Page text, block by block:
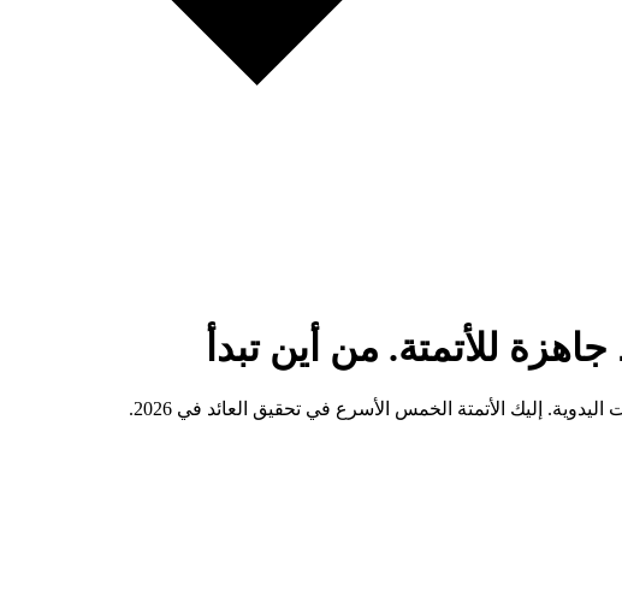
للأتمتة. من أين تبدأ
إليك الأتمتة الخمس الأسرع في تحقيق العائد في 2026.